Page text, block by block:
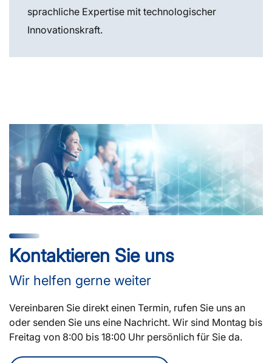
sprachliche Expertise mit technologischer
Innovationskraft.
Kontaktieren Sie uns
Wir helfen gerne weiter
Vereinbaren Sie direkt einen Termin, rufen Sie uns an
oder senden Sie uns eine Nachricht. Wir sind Montag bis
Freitag von 8:00 bis 18:00 Uhr persönlich für Sie da.